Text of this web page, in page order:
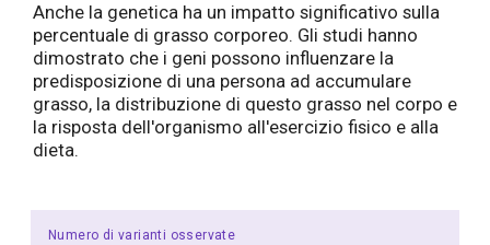
Anche la genetica ha un impatto significativo sulla
percentuale di grasso corporeo. Gli studi hanno
dimostrato che i geni possono influenzare la
predisposizione di una persona ad accumulare
grasso, la distribuzione di questo grasso nel corpo e
la risposta dell'organismo all'esercizio fisico e alla
dieta.
Numero di varianti osservate